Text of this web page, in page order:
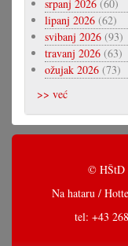
srpanj 2026 (60)
lipanj 2026 (62)
svibanj 2026 (93)
travanj 2026 (63)
ožujak 2026 (73)
>> već
© HŠtD
Na hataru /
tel: +43